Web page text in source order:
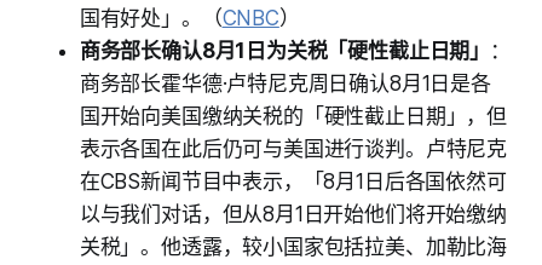
国有好处」。（CNBC）
商务部长确认8月1日为关税「硬性截止日期」
：
商务部长霍华德·卢特尼克周日确认8月1日是各
国开始向美国缴纳关税的「硬性截止日期」，但
表示各国在此后仍可与美国进行谈判。卢特尼克
在CBS新闻节目中表示，「8月1日后各国依然可
以与我们对话，但从8月1日开始他们将开始缴纳
关税」。他透露，较小国家包括拉美、加勒比海